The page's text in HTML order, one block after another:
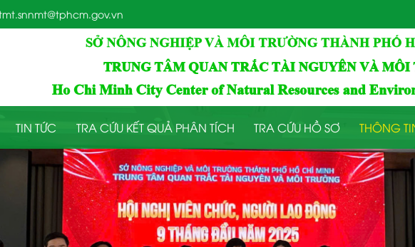
TIN TỨC TRA CỨU KẾT QUẢ PHÂN TÍCH TRA CỨU HỒ SƠ THÔNG